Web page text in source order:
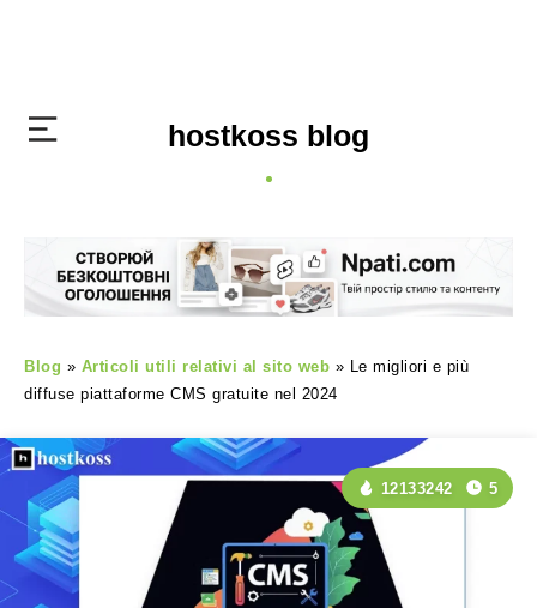
hostkoss blog
Blog » Articoli utili relativi al sito web » Le migliori e più
diffuse piattaforme CMS gratuite nel 2024
12133242 5